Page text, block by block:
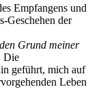
Empfangens und
Geschehen der
Grund meiner
Die
geführt, mich auf
Leben